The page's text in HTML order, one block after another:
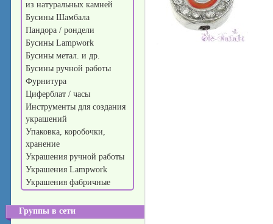
из натуральных камней
Бусины Шамбала
Пандора / рондели
Бусины Lampwork
Бусины метал. и др.
Бусины ручной работы
Фурнитура
Циферблат / часы
Инструменты для создания
украшений
Упаковка, коробочки,
хранение
Украшения ручной работы
Украшения Lampwork
Украшения фабричные
Группы в сети